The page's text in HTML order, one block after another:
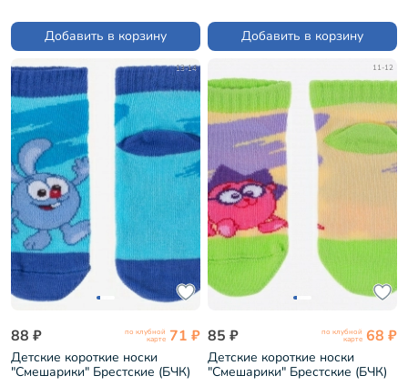
(19С3094)
Добавить в корзину
Добавить в корзину
13-14
88 ₽ по клубной
карте 71 ₽
Детские короткие носки
"Смешарики" Брестские (БЧК)
11-12
85 ₽ по клубной
карте 68 ₽
Детские короткие носки
"Смешарики" Брестские (БЧК)